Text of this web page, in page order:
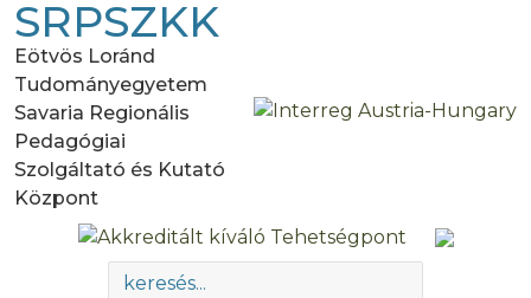
SRPSZKK
Eötvös Loránd
Tudományegyetem
Savaria Regionális
Pedagógiai
Szolgáltató és Kutató
Központ